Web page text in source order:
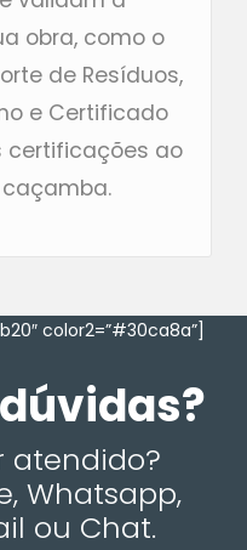
obra, como o
de Resíduos,
e Certificado
certificações ao
color2=”#30ca8a”]
atendido?
Whatsapp,
ou Chat.